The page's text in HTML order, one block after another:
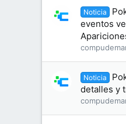
Noticia
eventos
Noticia
detalles y